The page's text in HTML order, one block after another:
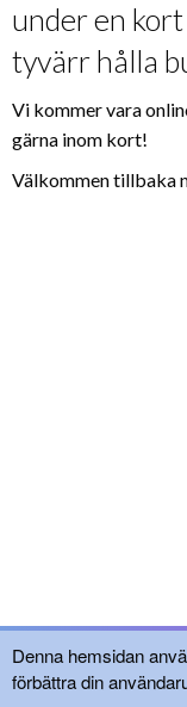
Denna hemsidan
förbättra din
under en
tyvärr hålla
Vi kommer vara
gärna inom kort!
Välkommen tillbaka